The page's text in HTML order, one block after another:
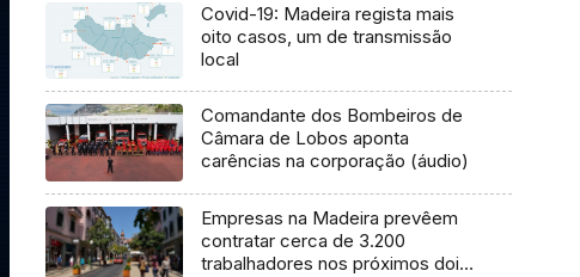
Covid-19: Madeira regista mais
oito casos, um de transmissão
local
Comandante dos Bombeiros de
Câmara de Lobos aponta
carências na corporação (áudio)
Empresas na Madeira prevêem
contratar cerca de 3.200
trabalhadores nos próximos dois